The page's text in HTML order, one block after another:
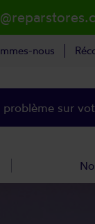
nous
problème sur